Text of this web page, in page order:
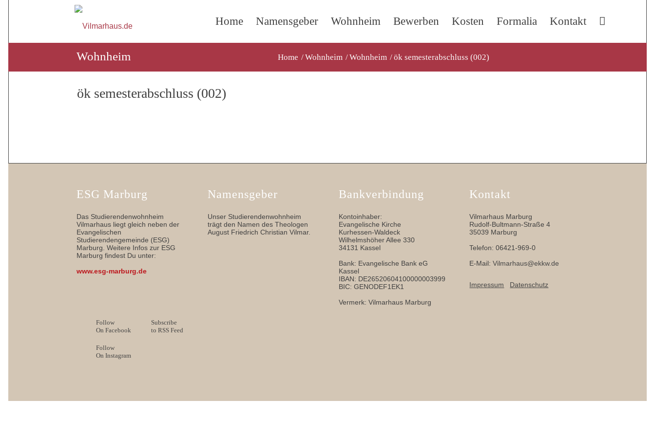
Home Namensgeber Wohnheim Bewerben Kosten Formalia Kontakt
Wohnheim Home /Wohnheim /Wohnheim /ök semesterabschluss (002)
ök semesterabschluss (002)
ESG Marburg
Das Studierendenwohnheim
Vilmarhaus liegt gleich neben der
Evangelischen
Studierendengemeinde (ESG)
Marburg. Weitere Infos zur ESG
Marburg findest Du unter:
www.esg-marburg.de
Follow
On Facebook
Subscribe
to RSS Feed
Follow
On Instagram
Namensgeber
Unser Studierendenwohnheim
trägt den Namen des Theologen
August Friedrich Christian Vilmar.
Bankverbindung
Kontoinhaber:
Evangelische Kirche
Kurhessen-Waldeck
Wilhelmshöher Allee 330
34131 Kassel
Bank: Evangelische Bank eG
Kassel
IBAN: DE26520604100000003999
BIC: GENODEF1EK1
Vermerk: Vilmarhaus Marburg
Kontakt
Vilmarhaus Marburg
Rudolf-Bultmann-Straße 4
35039 Marburg
Telefon: 06421-969-0
E-Mail:Vilmarhaus@ekkw.de
Impressum Datenschutz